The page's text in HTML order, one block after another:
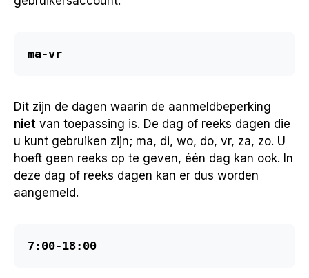
ma-vr
Dit zijn de dagen waarin de aanmeldbeperking
niet van toepassing is. De dag of reeks dagen die
u kunt gebruiken zijn; ma, di, wo, do, vr, za, zo. U
hoeft geen reeks op te geven, één dag kan ook. In
deze dag of reeks dagen kan er dus worden
aangemeld.
7:00-18:00